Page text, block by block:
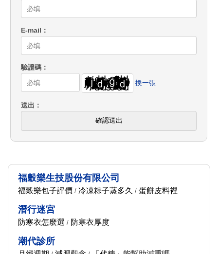
E-mail
驗證碼
換一張
送出
確認送出
福穀樂生技股份有限公司
福穀樂包子評價 / 冷凍粽子蒸多久 / 蛋餅皮料裡
潛行迷宮
防寒衣怎麼選 / 防寒衣厚度
潮代診所